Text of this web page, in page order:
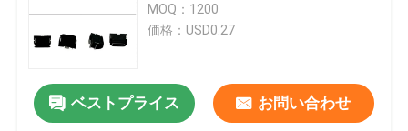
MOQ：1200
価格：USD0.27
ベストプライス お問い合わせ